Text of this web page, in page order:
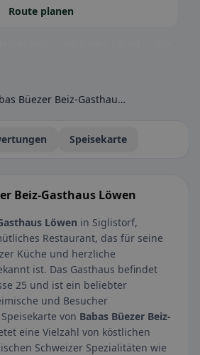
Route planen
Babas Büezer Beiz-Gasthaus Löwen
Speisekarte
Beiz-Gasthaus Löwen
Löwen in Siglistorf,
Restaurant, das für seine
Küche und herzliche
ist. Das Gasthaus befindet
25 und ist ein beliebter
und Besucher
von Babas Büezer Beiz-
eine Vielzahl von köstlichen
Schweizer Spezialitäten wie